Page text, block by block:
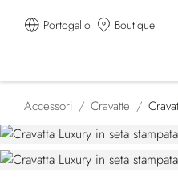
Portogallo Boutique
Accessori Cravatte